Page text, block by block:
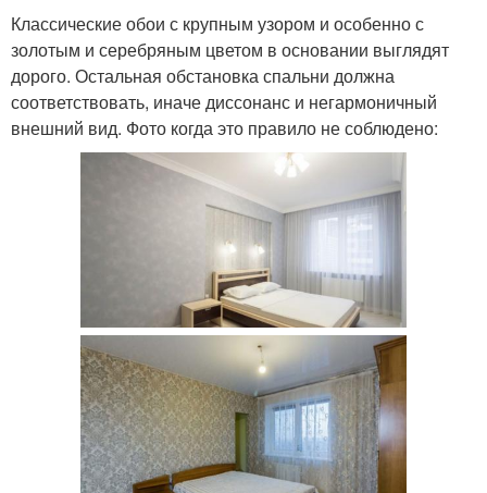
Классические обои с крупным узором и особенно с
золотым и серебряным цветом в основании выглядят
дорого. Остальная обстановка спальни должна
соответствовать, иначе диссонанс и негармоничный
внешний вид. Фото когда это правило не соблюдено: